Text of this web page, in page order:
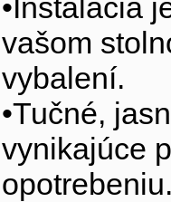
•Inštalácia
vašom
vybalení.
•Tučné,
vynikajúce
opotrebeniu.